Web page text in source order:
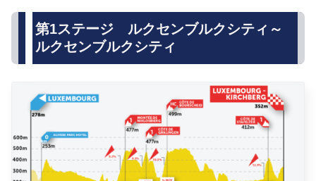
第1ステージ ルクセンブルクシティ～
ルクセンブルクシティ